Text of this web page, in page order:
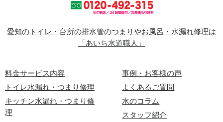
愛知のトイレ・台所の排水管のつまりやお風呂・水漏れ修理は
「あいち水道職人」
料金サービス内容
トイレ水漏れ・つまり修理
キッチン水漏れ・つまり修
理
事例・お客様の声
よくあるご質問
水のコラム
スタッフ紹介